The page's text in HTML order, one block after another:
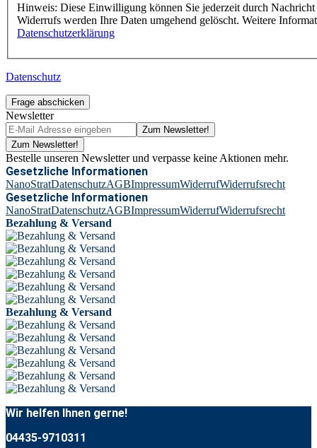
Hinweis: Diese Einwilligung können Sie jederzeit durch
Widerrufs werden Ihre Daten umgehend gelöscht. Weitere
Datenschutzerklärung
Datenschutz
Frage abschicken
Newsletter
Zum Newsletter!
Zum Newsletter!
Bestelle unseren Newsletter und verpasse keine Aktionen mehr.
Gesetzliche Informationen
NanoStratDatenschutzAGBImpressumWiderrufWiderrufsrecht
Gesetzliche Informationen
NanoStratDatenschutzAGBImpressumWiderrufWiderrufsrecht
Bezahlung & Versand
Bezahlung & Versand
Wir helfen Ihnen gerne!
04435-9710311